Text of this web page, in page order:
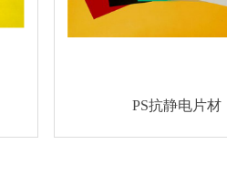
PS抗静电片材